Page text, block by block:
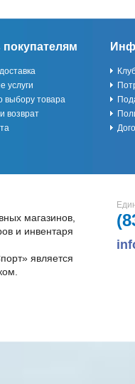
услуги
выбору товара
возврат
магазинов,
и инвентаря
является